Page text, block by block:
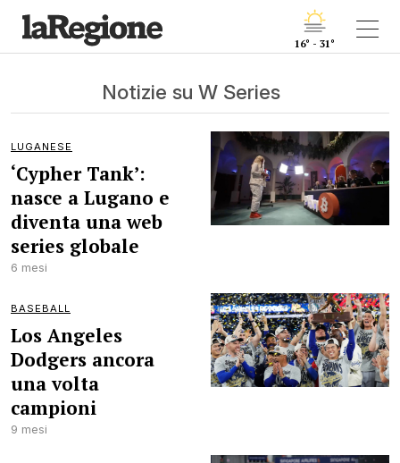
16° - 31°
Notizie su W Series
LUGANESE
‘Cypher Tank’:
nasce a Lugano e
diventa una web
series globale
6 mesi
BASEBALL
Los Angeles
Dodgers ancora
una volta
campioni
9 mesi